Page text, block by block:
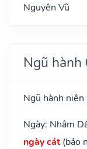
Nguyên Vũ
Ngũ
Ngũ hành
Ngày: Nhâm
ngày cát(bảo